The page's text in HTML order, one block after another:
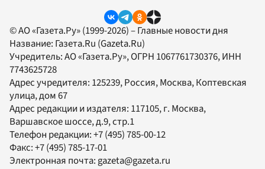
© АО «Газета.Ру» (1999-2026) – Главные новости дня
Название: Газета.Ru (Gazeta.Ru)
Учредитель:АО «Газета.Ру», ОГРН 1067761730376, ИНН
7743625728
Адрес учредителя: 125239, Россия, Москва, Коптевская
улица, дом 67
Адрес редакции и издателя: 117105, г. Москва,
Варшавское шоссе, д.9, стр.1
Телефон редакции:+7 (495) 785-00-12
Факс:+7 (495) 785-17-01
Электронная почта:gazeta@gazeta.ru